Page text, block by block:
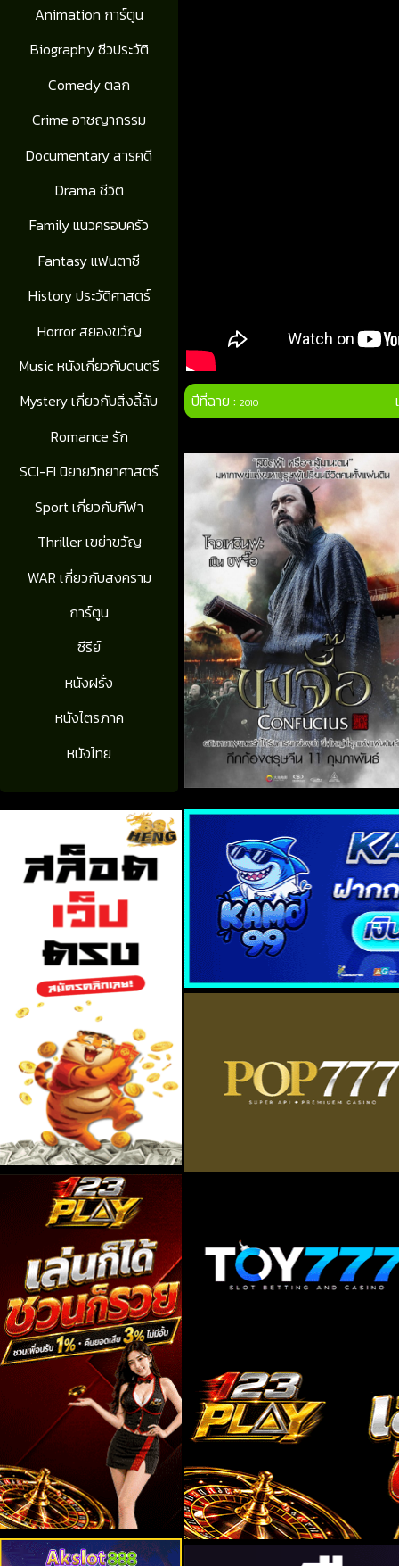
Animation การ์ตูน
Biography ชีวประวัติ
Comedy ตลก
Crime อาชญากรรม
Documentary สารคดี
Drama ชีวิต
Family แนวครอบครัว
Fantasy แฟนตาซี
History ประวัติศาสตร์
Horror สยองขวัญ
Music หนังเกี่ยวกับดนตรี
Mystery เกี่ยวกับสิ่งลี้ลับ
Romance รัก
SCI-FI นิยายวิทยาศาสตร์
Sport เกี่ยวกับกีฬา
Thriller เขย่าขวัญ
WAR เกี่ยวกับสงคราม
การ์ตูน
ซีรีย์
หนังฝรั่ง
หนังไตรภาค
หนังไทย
ปีที่ฉาย :2010